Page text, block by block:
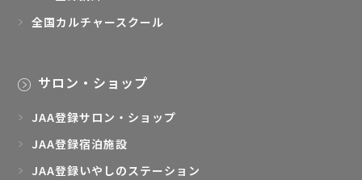
全国カルチャースクール
サロン・ショップ
JAA登録サロン・ショップ
JAA登録宿泊施設
JAA登録いやしのステーション